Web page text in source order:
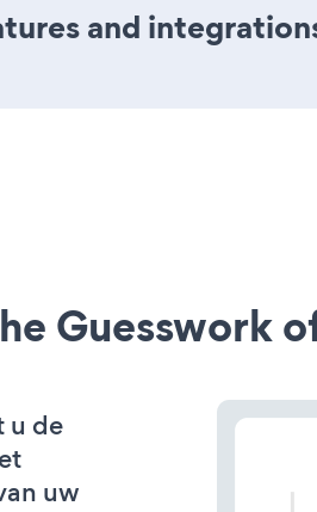
and
Guesswork
u de
uw